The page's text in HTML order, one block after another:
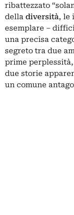
ribattezzato
della diversità, le
esemplare ‒
una precisa
segreto tra due
prime
due storie
un comune